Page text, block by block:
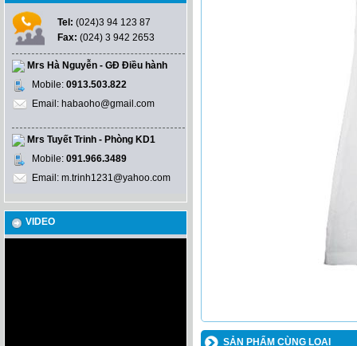
Tel: (024)3 94 123 87
Fax: (024) 3 942 2653
Mrs Hà Nguyễn - GĐ Điều hành
Mobile: 0913.503.822
Email: habaoho@gmail.com
Mrs Tuyết Trinh - Phòng KD1
Mobile: 091.966.3489
Email: m.trinh1231@yahoo.com
VIDEO
SẢN PHẨM CÙNG LOẠI